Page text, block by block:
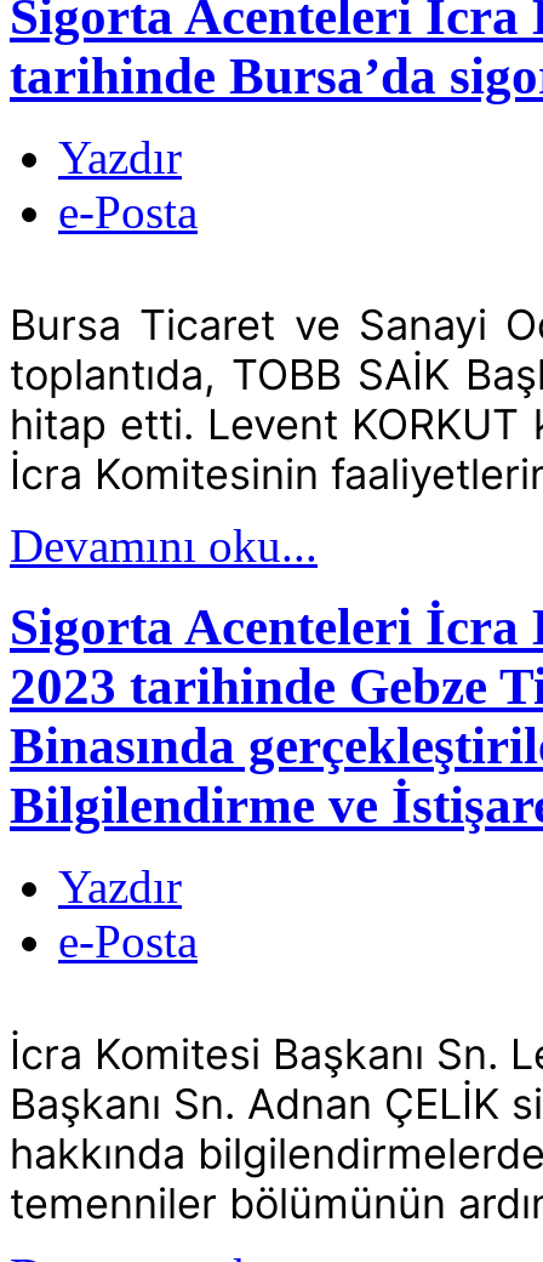
Sigorta Acenteleri İcra
tarihinde Bursa’da
Yazdır
e-Posta
Bursa Ticaret ve Sanayi
toplantıda, TOBB SAİK
hitap etti. Levent KORKUT
İcra Komitesinin
Devamını oku...
Sigorta Acenteleri
2023 tarihinde Gebze
Binasında
Bilgilendirme ve
Yazdır
e-Posta
İcra Komitesi Başkanı Sn.
Başkanı Sn. Adnan
hakkında
temenniler bölümünün